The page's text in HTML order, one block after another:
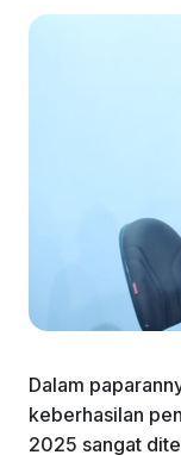
Dalam
keberhasilan
2025 sangat